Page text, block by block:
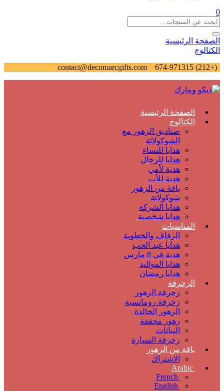
0
الصفحة الرئيسية
الكتالوج
(+212) 674-971315
contact@decomarcgifts.com
الصفحة الرئيسية
الكتالوج
صناديق الزهور مع
الشوكولاتة
هدايا للنساء
هدايا للرجال
هدية لأمي
هدية للأب
باقة من الزهور
شوكولاتة
هدايا الشركة
هدايا شخصية
المناسبات
الزفاف والخطوبة
هدايا عيد الحب
هدية في 8 مارس
هدايا المواليد
هدايا رمضان
الزخرفة
زخرفة الزهور
زخرفة رومانسية
الزهور الخالدة
زهور مجففة
النباتات
زخرفة السيارة
باقة من الزهور
الاشتراك
Arabic
French
English